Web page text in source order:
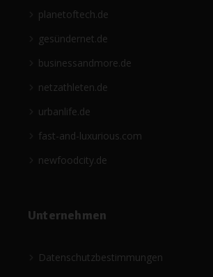
planetoftech.de
gesündernet.de
businessandmore.de
netzathleten.de
urbanlife.de
fast-and-luxurious.com
newfoodcity.de
Unternehmen
Datenschutzbestimmungen